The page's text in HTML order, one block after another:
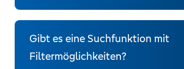
Gibt es eine Suchfunktion mit
Filtermöglichkeiten?